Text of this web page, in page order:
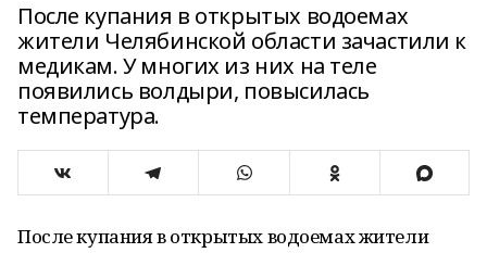
После купания в открытых водоемах
жители Челябинской области зачастили к
медикам. У многих из них на теле
появились волдыри, повысилась
температура.
После купания в открытых водоемах жители